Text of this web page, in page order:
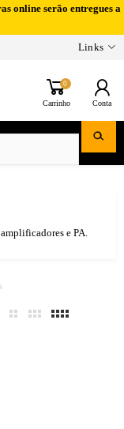
online serão entregues a
Links
0
Carrinho Conta
e PA.